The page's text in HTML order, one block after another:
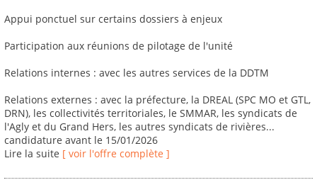
Appui ponctuel sur certains dossiers à enjeux
Participation aux réunions de pilotage de l'unité
Relations internes : avec les autres services de la DDTM
Relations externes : avec la préfecture, la DREAL (SPC MO et GTL,
DRN), les collectivités territoriales, le SMMAR, les syndicats de
l'Agly et du Grand Hers, les autres syndicats de rivières...
candidature avant le 15/01/2026
Lire la suite [ voir l'offre complète ]